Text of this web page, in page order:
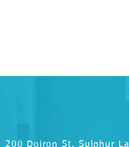
200 Doiron St, Sulphur La